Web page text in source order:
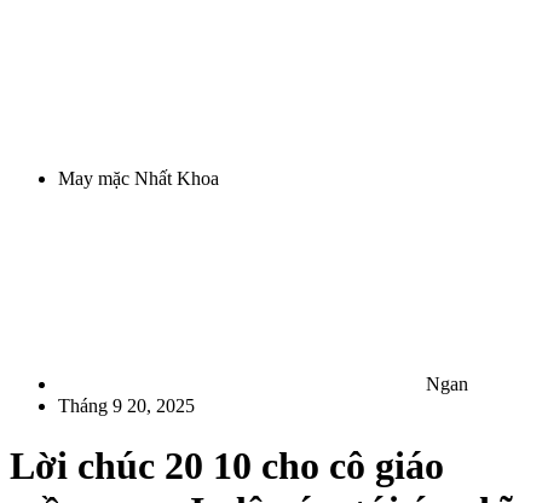
May mặc Nhất Khoa
Ngan
Tháng 9 20, 2025
Lời chúc 20 10 cho cô giáo